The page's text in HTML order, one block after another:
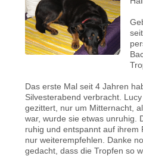
Das erste Mal seit 4 Jahren
Silvesterabend verbracht.
gezittert, nur um Mitternacht,
war, wurde sie etwas unruhig.
ruhig und entspannt auf ihrem
nur weiterempfehlen. Danke
gedacht, dass die Tropfen so